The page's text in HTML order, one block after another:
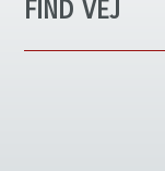
FIND VEJ